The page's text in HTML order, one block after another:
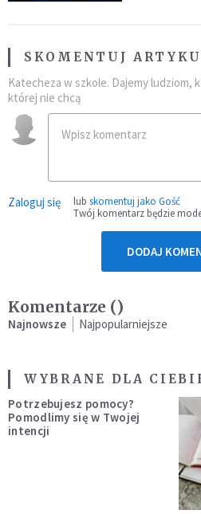
SKOMENTUJ
Katecheza w szkole. Dajemy ludziom,
której nie chcą
Zaloguj się lub skomentuj jako Gość
Twój komentarz będzie
DODAJ
Komentarze ()
Najnowsze Najpopularniejsze
WYBRANE DLA
Potrzebujesz pomocy?
Pomodlimy się w Twojej
intencji